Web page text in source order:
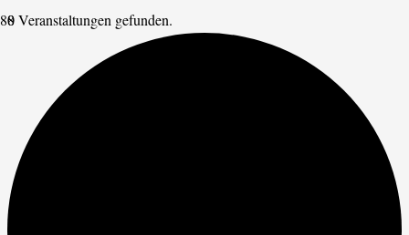
8 Veranstaltungen gefunden.